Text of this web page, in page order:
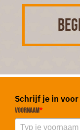
Schrijf je in
Voornaam*